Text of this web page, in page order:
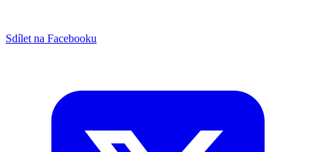
Sdílet na Facebooku